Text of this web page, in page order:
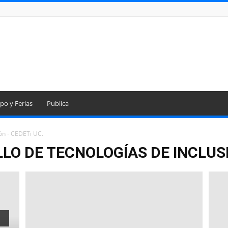
y Ferias Publica
- CEDETi UC.
DE TECNOLOGÍAS DE